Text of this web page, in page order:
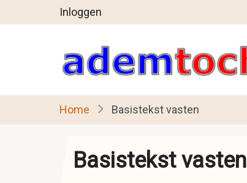
en
gaan
User
account
menu
Inloggen
Home Basistekst vasten
Basistekst vasten